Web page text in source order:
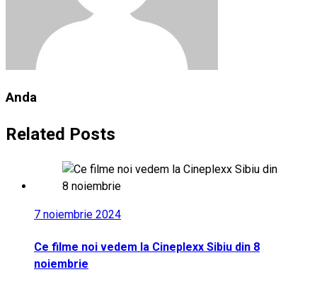
Anda
Related Posts
7 noiembrie 2024
Ce filme noi vedem la Cineplexx Sibiu din 8
noiembrie